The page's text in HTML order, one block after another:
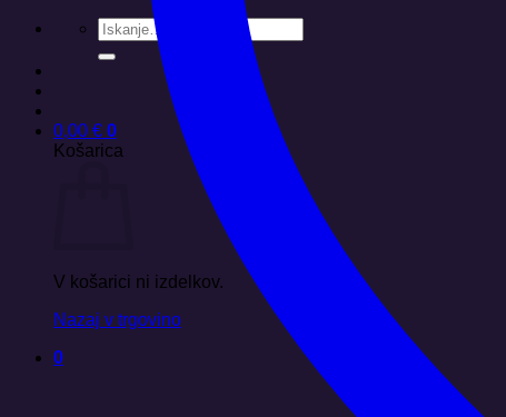
Išči:
0,00 € 0
Košarica
V košarici ni izdelkov.
Nazaj v trgovino
0